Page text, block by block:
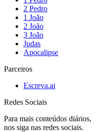
2 Pedro
1 João
2 João
3 João
Judas
Apocalipse
Parceiros
Escreva.ai
Redes Sociais
Para mais conteúdos diários,
nos siga nas redes sociais.